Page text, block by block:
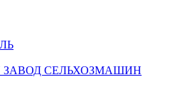
СЕЛЬХОЗМАШИН